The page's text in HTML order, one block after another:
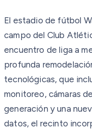
El estadio de fútbol
campo del Club
encuentro de liga a
profunda
tecnológicas, que
monitoreo, cámaras
generación y una
datos, el recinto